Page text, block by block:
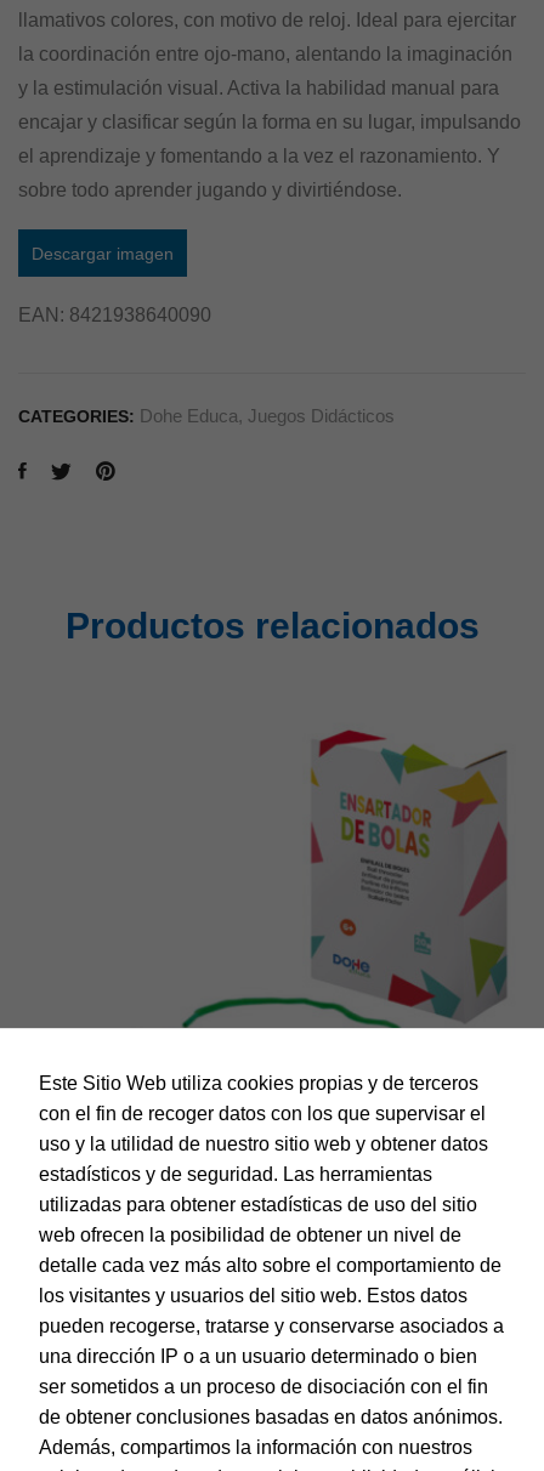
llamativos colores, con motivo de reloj. Ideal para ejercitar
la coordinación entre ojo-mano, alentando la imaginación
y la estimulación visual. Activa la habilidad manual para
encajar y clasificar según la forma en su lugar, impulsando
el aprendizaje y fomentando a la vez el razonamiento. Y
sobre todo aprender jugando y divirtiéndose.
Descargar imagen
EAN: 8421938640090
CATEGORIES: Dohe Educa, Juegos Didácticos
Productos relacionados
Dohe Educa – Ensartador de bolas – A partir de 6 años
EAN:8421938010015
© Dohe - Camino de Madrid, 14
28970 • Humanes de Madrid (Madrid)
Este Sitio Web utiliza cookies propias y de terceros
con el fin de recoger datos con los que supervisar el
uso y la utilidad de nuestro sitio web y obtener datos
estadísticos y de seguridad. Las herramientas
utilizadas para obtener estadísticas de uso del sitio
web ofrecen la posibilidad de obtener un nivel de
detalle cada vez más alto sobre el comportamiento de
los visitantes y usuarios del sitio web. Estos datos
pueden recogerse, tratarse y conservarse asociados a
una dirección IP o a un usuario determinado o bien
ser sometidos a un proceso de disociación con el fin
de obtener conclusiones basadas en datos anónimos.
Además, compartimos la información con nuestros